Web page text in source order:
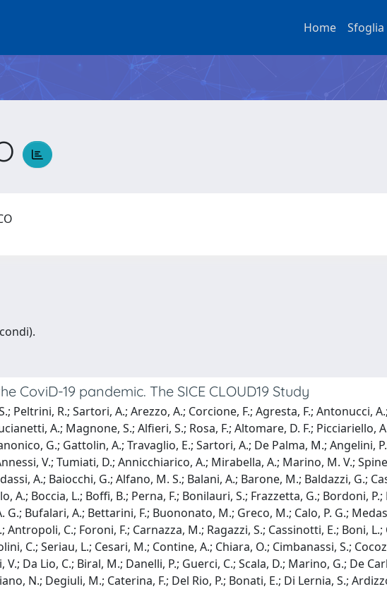
Home Sfoglia
CoviD-19 pandemic. The SICE CLOUD19 Study
Peltrini, R.; Sartori, A.; Arezzo, A.; Corcione, F.; Agresta, F.; Antonucci,
A.; Magnone, S.; Alfieri, S.; Rosa, F.; Altomare, D. F.; Picciariello,
G.; Gattolin, A.; Travaglio, E.; Sartori, A.; De Palma, M.; Angelini,
V.; Tumiati, D.; Annicchiarico, A.; Mirabella, A.; Marino, M. V.;
A.; Baiocchi, G.; Alfano, M. S.; Balani, A.; Barone, M.; Baldazzi, G.;
A.; Boccia, L.; Boffi, B.; Perna, F.; Bonilauri, S.; Frazzetta, G.; Bordoni,
G.; Bufalari, A.; Bettarini, F.; Buononato, M.; Greco, M.; Calo, P. G.;
Antropoli, C.; Foroni, F.; Carnazza, M.; Ragazzi, S.; Cassinotti, E.; Boni,
C.; Seriau, L.; Cesari, M.; Contine, A.; Chiara, O.; Cimbanassi, S.;
Da Lio, C.; Biral, M.; Danelli, P.; Guerci, C.; Scala, D.; Marino, G.; De
N.; Degiuli, M.; Caterina, F.; Del Rio, P.; Bonati, E.; Di Lernia, S.;